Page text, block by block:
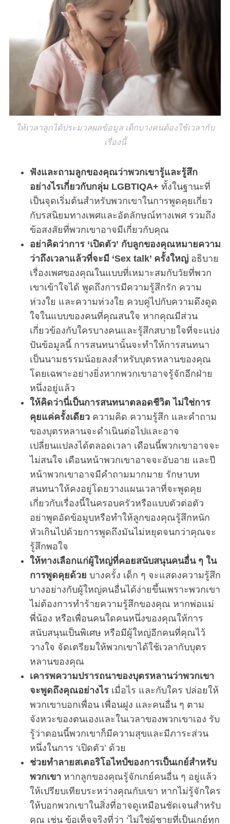
ให้เวลาลูกได้ประมวลผลข้อมูล เด็กบางคนต้องใช้เวลากับ
เรื่องนี้
ฟังและถามลูกของคุณว่าพวกเขารู้และรู้สึก
อย่างไรเกี่ยวกับกลุ่ม LGBTIQA+ ทั้งในฐานะที่
เป็นจุดเริ่มต้นสำหรับพวกเขาในการพูดคุยเกี่ยว
กับรสนิยมทางเพศและอัตลักษณ์ทางเพศ รวมถึง
ข้อสงสัยที่พวกเขาอาจมีเกี่ยวกับคุณ
อย่าคิดว่าการ ‘เปิดตัว’ กับลูกของคุณหมายความ
ว่าถึงเวลาแล้วที่จะมี ‘Sex talk’ ครั้งใหญ่อธิบาย
เรื่องเพศของคุณในแบบที่เหมาะสมกับวัยที่พวก
เขาเข้าใจได้ พูดถึงการมีความรู้สึกรัก ความ
ห่วงใย และความห่วงใย ควบคู่ไปกับความดึงดูด
ใจในแบบของคนที่คุณสนใจ หากคุณมีส่วน
เกี่ยวข้องกับใครบางคนและรู้สึกสบายใจที่จะแบ่ง
ปันข้อมูลนี้ การสนทนานั้นจะทำให้การสนทนา
เป็นนามธรรมน้อยลงสำหรับบุตรหลานของคุณ
โดยเฉพาะอย่างยิ่งหากพวกเขาอาจรู้จักอีกฝ่าย
หนึ่งอยู่แล้ว
ให้คิดว่านี่เป็นการสนทนาตลอดชีวิต ไม่ใช่การ
คุยแค่ครั้งเดียวความคิด ความรู้สึก และคำถาม
ของบุตรหลานจะดำเนินต่อไปและอาจ
เปลี่ยนแปลงได้ตลอดเวลา เดือนนี้พวกเขาอาจจะ
ไม่สนใจ เดือนหน้าพวกเขาอาจจะอับอาย และปี
หน้าพวกเขาอาจมีคำถามมากมาย รักษาบท
สนทนาให้คงอยู่โดยวางแผนเวลาที่จะพูดคุย
เกี่ยวกับเรื่องนี้ในครอบครัวหรือแบบตัวต่อตัว
อย่าพูดอัดข้อมูบหรือทำให้ลูกของคุณรู้สึกหนัก
หัวเกินไปด้วยการพูดถึงมันไม่หยุดจนกว่าคุณจะ
รู้สึกพอใจ
ให้ทางเลือกแก่ผู้ใหญ่ที่คอยสนับสนุนคนอื่น ๆ ใน
การพูดคุยด้วย บางครั้ง เด็ก ๆ จะแสดงความรู้สึก
บางอย่างกับผู้ใหญ่คนอื่นได้ง่ายขึ้นเพราะพวกเขา
ไม่ต้องการทำร้ายความรู้สึกของคุณ หากพ่อแม่
พี่น้อง หรือเพื่อนคนใดคนหนึ่งของคุณให้การ
สนับสนุนเป็นพิเศษ หรือมีผู้ใหญ่อีกคนที่คุณไว้
วางใจ จัดเตรียมให้พวกเขาได้ใช้เวลากับบุตร
หลานของคุณ
เคารพความปรารถนาของบุตรหลานว่าพวกเขา
จะพูดถึงคุณอย่างไรเมื่อไร และกับใคร ปล่อยให้
พวกเขาบอกเพื่อน เพื่อนฝูง และคนอื่น ๆ ตาม
จังหวะของตนเองและในเวลาของพวกเขาเอง รับ
รู้ว่าตอนนี้พวกเขาก็มีความสุขและมีภาระส่วน
หนึ่งในการ ‘เปิดตัว’ ด้วย
ช่วยทำลายสเตอริโอไทป์ของการเป็นเกย์สำหรับ
พวกเขาหากลูกของคุณรู้จักเกย์คนอื่น ๆ อยู่แล้ว
ให้เปรียบเทียบระหว่างคุณกับเขา หากไม่รู้จักใคร
ให้บอกพวกเขาในสิ่งที่อาจดูเหมือนชัดเจนสำหรับ
คุณ เช่น ข้อเท็จจริงที่ว่า ‘ไม่ใช่ผู้ชายที่เป็นเกย์ทุก
S
a
r
c
h
f
o
r
: